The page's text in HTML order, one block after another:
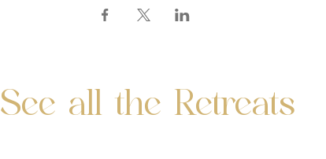
See all the Retreats